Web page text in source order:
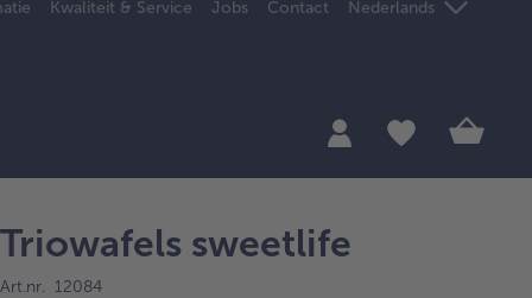
Kwaliteit & Service Jobs Contact Nederlands
Triowafels sweetlife
Art.nr. 12084